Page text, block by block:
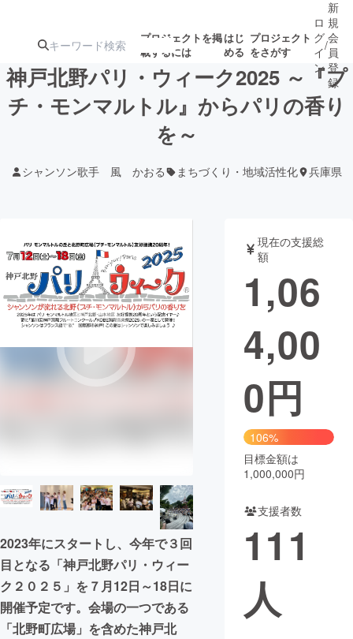
プロジェクトを掲
載するには
はじ
める
プロジェクト
をさがす
注目の新着プロ募集終了が近いプ
テクノロジー・ガジェット
映像・映画 書籍・雑誌
チャレンジ
CAMPFIRE Creation
コミュニティ
ロ
グ
イ
ン
/
新
規
会
員
登
録
神戸北野パリ・ウィーク2025 ～『プ
チ・モンマルトル』からパリの香り
を～
シャンソン歌手 風 かおる まちづくり・地域活性化 兵庫県
2023年にスタートし、今年で３回
目となる「神戸北野パリ・ウィー
ク２０２５」を７月12日～18日に
開催予定です。会場の一つである
「北野町広場」を含めた神戸北
現在の支援総
額
1,06
4,00
0円
106%
目標金額は
1,000,000円
支援者数
111
人